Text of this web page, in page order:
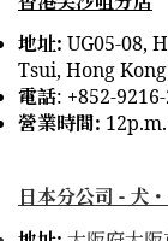
地址: UG05-08,
Tsui, Hong Kong
電話: +852-
營業時間:
日本分公司 - 犬